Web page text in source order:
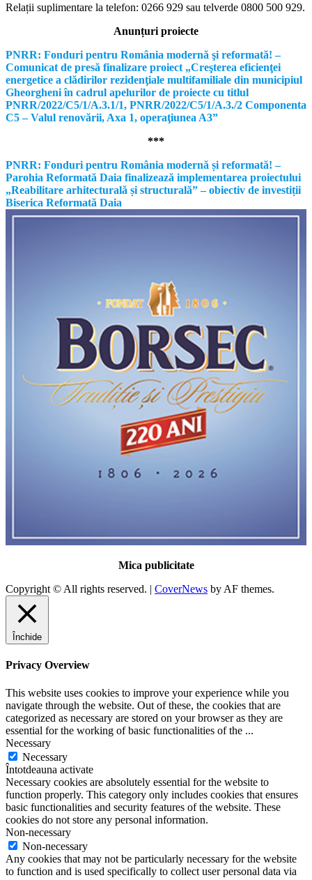
Relații suplimentare la telefon: 0266 929 sau telverde 0800 500 929.
Anunțuri proiecte
PNRR: Fonduri pentru România modernă şi reformată! –
Comunicat de presă finalizare proiect „Creşterea eficienţei
energetice a clădirilor rezidenţiale multifamiliale din municipiul
Gheorgheni în cadrul apelurilor de proiecte cu titlul
PNRR/2022/C5/1/A.3.1/1, PNRR/2022/C5/1/A.3./2 Componenta
C5 – Valul renovării, Axa 1, operaţiunea A3”
***
PNRR: Fonduri pentru România modernă și reformată! –
Parohia Reformată Daia finalizează implementarea proiectului
„Reabilitare arhitecturală și structurală” – obiectiv de investiții
Biserica Reformată Daia
Mica publicitate
Copyright © All rights reserved. | CoverNews by AF themes.
Închide
Privacy Overview
This website uses cookies to improve your experience while you
navigate through the website. Out of these, the cookies that are
categorized as necessary are stored on your browser as they are
essential for the working of basic functionalities of the ...
Necessary
Necessary
Întotdeauna activate
Necessary cookies are absolutely essential for the website to
function properly. This category only includes cookies that ensures
basic functionalities and security features of the website. These
cookies do not store any personal information.
Non-necessary
Non-necessary
Any cookies that may not be particularly necessary for the website
to function and is used specifically to collect user personal data via